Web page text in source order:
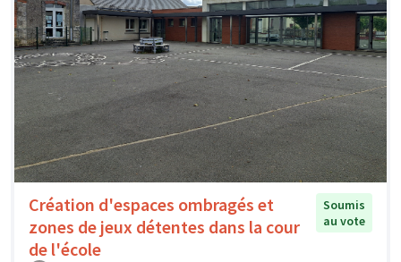
Création d'espaces ombragés et
zones de jeux détentes dans la cour
de l'école
Soumis
au vote